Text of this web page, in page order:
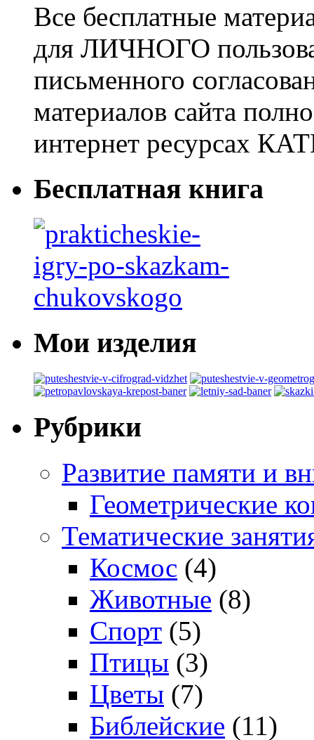
Все бесплатные
для ЛИЧНОГО
письменного
материалов сайта
интернет ресурсах
Бесплатная книга
Мои изделия
Рубрики
Развитие памяти и
Геометрические
Тематические
Космос (4)
Животные (8)
Спорт (5)
Птицы (3)
Цветы (7)
Библейские (11)